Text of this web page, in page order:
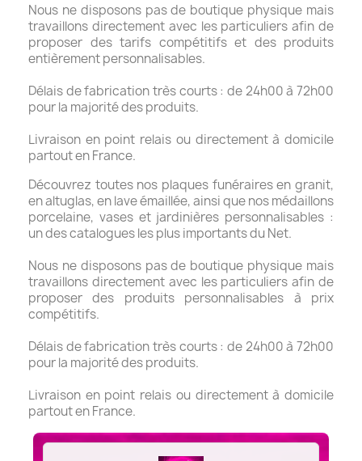
Nous ne disposons pas de boutique physique mais
travaillons directement avec les particuliers afin de
proposer des tarifs compétitifs et des produits
entièrement personnalisables.
Délais de fabrication très courts : de 24h00 à 72h00
pour la majorité des produits.
Livraison en point relais ou directement à domicile
partout en France.
Découvrez toutes nos plaques funéraires en granit,
en altuglas, en lave émaillée, ainsi que nos médaillons
porcelaine, vases et jardinières personnalisables :
un des catalogues les plus importants du Net.
Nous ne disposons pas de boutique physique mais
travaillons directement avec les particuliers afin de
proposer des produits personnalisables à prix
compétitifs.
Délais de fabrication très courts : de 24h00 à 72h00
pour la majorité des produits.
Livraison en point relais ou directement à domicile
partout en France.